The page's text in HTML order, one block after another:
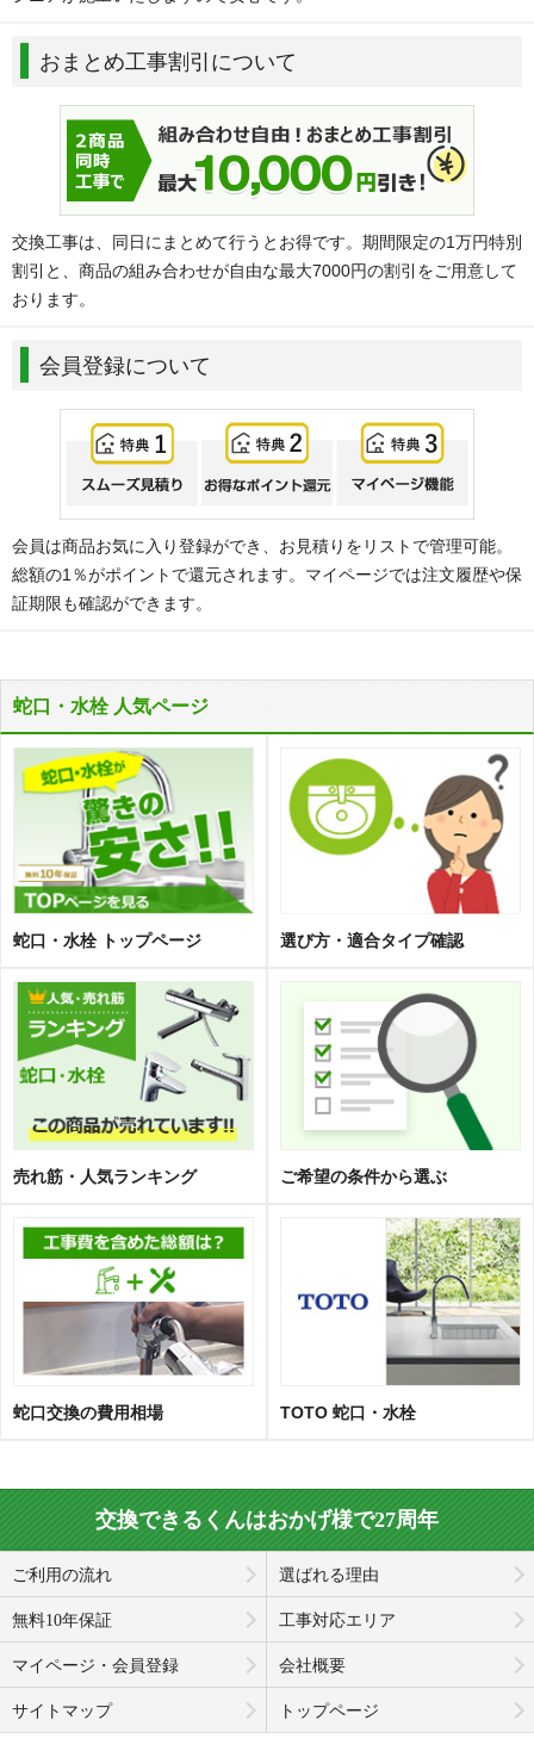
おまとめ工事割引について
交換工事は、同日にまとめて行うとお得です。期間限定の1万円特別
割引と、商品の組み合わせが自由な最大7000円の割引をご用意して
おります。
会員登録について
会員は商品お気に入り登録ができ、お見積りをリストで管理可能。
総額の1％がポイントで還元されます。マイページでは注文履歴や保
証期限も確認ができます。
蛇口・水栓 人気ページ
蛇口・水栓 トップページ 選び方・適合タイプ確認
売れ筋・人気ランキング ご希望の条件から選ぶ
蛇口交換の費用相場 TOTO 蛇口・水栓
交換できるくんはおかげ様で27周年
ご利用の流れ 選ばれる理由
無料10年保証 工事対応エリア
マイページ・会員登録 会社概要
サイトマップ トップページ